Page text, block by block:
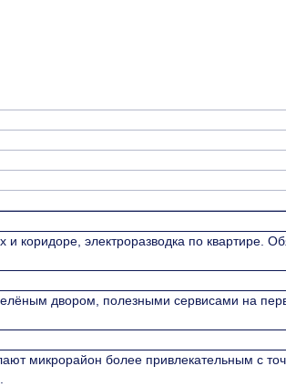
коридоре, электроразводка по квартире.
двором, полезными сервисами на
микрорайон более привлекательным с